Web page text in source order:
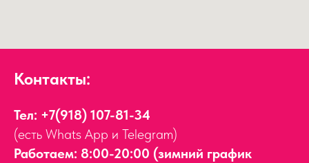
Контакты:
Тел: +7(918) 107-81-34
(есть Whats App и Telegram)
Работаем: 8:00-20:00 (зимний график